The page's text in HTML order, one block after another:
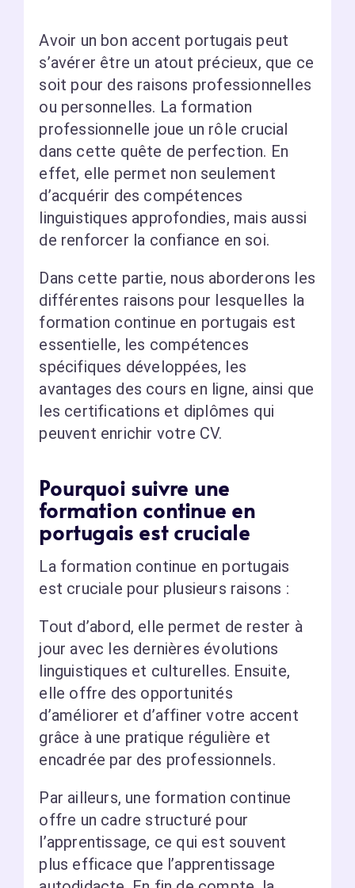
Avoir un bon accent portugais peut
s’avérer être un atout précieux, que ce
soit pour des raisons professionnelles
ou personnelles. La formation
professionnelle joue un rôle crucial
dans cette quête de perfection. En
effet, elle permet non seulement
d’acquérir des compétences
linguistiques approfondies, mais aussi
de renforcer la confiance en soi.
Dans cette partie, nous aborderons les
différentes raisons pour lesquelles la
formation continue en portugais est
essentielle, les compétences
spécifiques développées, les
avantages des cours en ligne, ainsi que
les certifications et diplômes qui
peuvent enrichir votre CV.
Pourquoi suivre une
formation continue en
portugais est cruciale
La formation continue en portugais
est cruciale pour plusieurs raisons :
Tout d’abord, elle permet de rester à
jour avec les dernières évolutions
linguistiques et culturelles. Ensuite,
elle offre des opportunités
d’améliorer et d’affiner votre accent
grâce à une pratique régulière et
encadrée par des professionnels.
Par ailleurs, une formation continue
offre un cadre structuré pour
l’apprentissage, ce qui est souvent
plus efficace que l’apprentissage